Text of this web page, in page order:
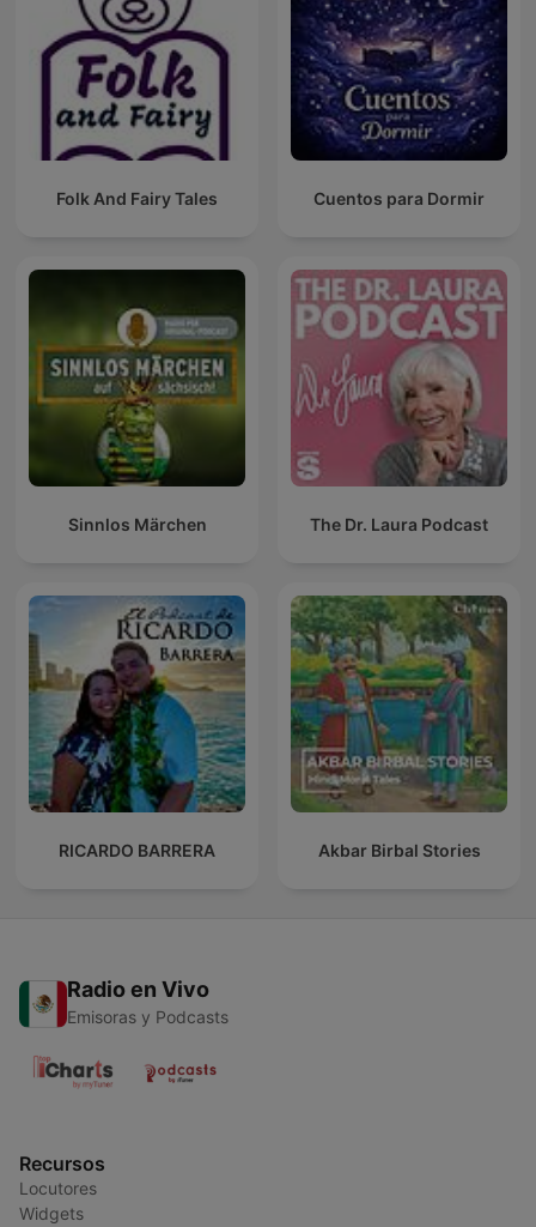
Folk And Fairy Tales Cuentos para Dormir
Sinnlos Märchen The Dr. Laura Podcast
RICARDO BARRERA Akbar Birbal Stories
Radio en Vivo
Emisoras y Podcasts
Recursos
Locutores
Widgets